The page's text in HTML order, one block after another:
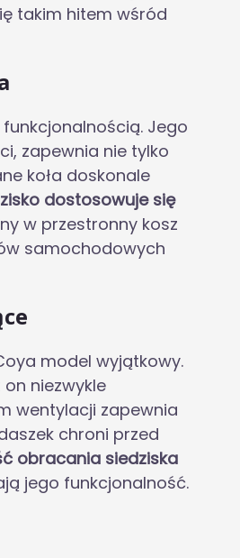
takim hitem wśród
Jego
zapewnia nie tylko
koła doskonale
dostosowuje się
w przestronny kosz
samochodowych
model wyjątkowy.
niezwykle
wentylacji zapewnia
chroni przed
obracania siedziska
jego funkcjonalność.